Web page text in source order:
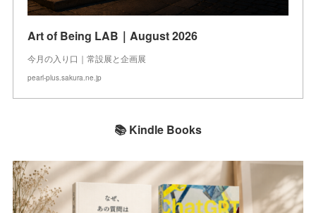
Art of Being LAB｜August 2026
今月の入り口｜常設展と企画展
pearl-plus.sakura.ne.jp
📚 Kindle Books